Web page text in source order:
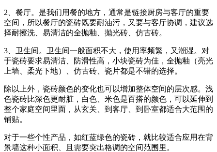
2、餐厅。是我们用餐的地方，通常是链接厨房与客厅的重要
空间，所以餐厅的瓷砖既要耐油污，又要与客厅协调，建议选
择耐擦洗、易清洁的全抛釉、抛光砖、仿古砖。
3、卫生间。卫生间一般面积不大，使用率频繁，又潮湿。对
于瓷砖要求易清洁、防滑性高，小块瓷砖为佳，全抛釉（亮光
上墙、柔光下地）、仿古砖、瓷片都是不错的选择。
除以上外，瓷砖颜色的变化也可以增加整体空间的层次感。浅
色瓷砖比深色更耐脏，白色、米色是百搭的颜色，可以延伸到
整个家庭空间里面，从玄关、到客厅、到卧室都适合大范围的
铺贴。
对于一些个性产品，如红蓝绿色的瓷砖，就比较适合应用在背
景墙这种小面积、且需要突出格调的空间范围里。